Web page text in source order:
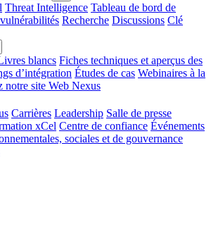
Threat Intelligence Tableau de bord de
Recherche Discussions Clé
blancs Fiches techniques et aperçus des
d’intégration Études de cas Webinaires à la
notre site Web Nexus
Carrières Leadership Salle de presse
xCel Centre de confiance Événements
sociales et de gouvernance